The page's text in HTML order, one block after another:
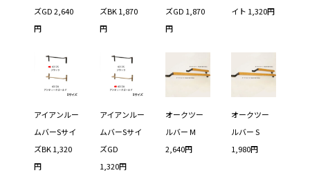
ズGD 2,640
円
ズBK 1,870
円
ズGD 1,870
円
イト 1,320円
アイアンルー
ムバーSサイ
ズBK 1,320
円
アイアンルー
ムバーSサイ
ズGD
1,320円
オークツー
ルバー M
2,640円
オークツー
ルバー S
1,980円